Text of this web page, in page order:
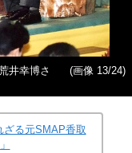
井幸博さ
(画像 13/24)
ざる元SMAP香取